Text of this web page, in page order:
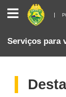
POLÍCIA
MILITAR
DO
PARANÁ
Serviços para